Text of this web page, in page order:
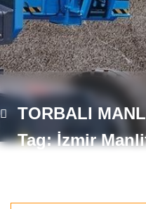
TORBALI
Tag: İzmir